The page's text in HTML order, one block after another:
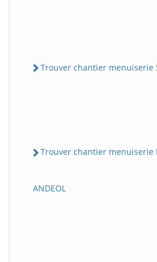
Trouver chantier menuiserie
Trouver chantier menuiserie
ANDEOL